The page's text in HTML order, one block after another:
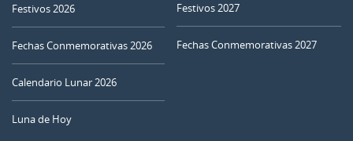
Festivos 2026
Fechas Conmemorativas 2026
Calendario Lunar 2026
Luna de Hoy
Festivos 2027
Fechas Conmemorativas 2027